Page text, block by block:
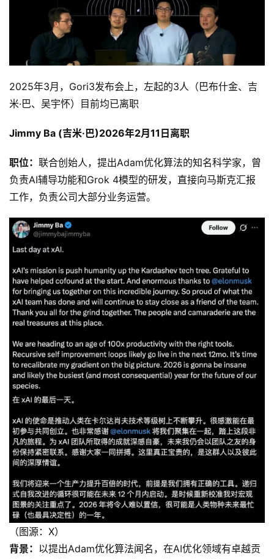
2025年3月，Gori3发布会上，左起的3人（巴布什金、吉
米·巴、吴宇怀）目前均已离职
Jimmy Ba (吉米·巴)2026年2月11日离职
职位： 联合创始人，提出Adam优化算法的知名科学家，曾
负责AI辅导功能和Grok 4模型的研发，直接向马斯克汇报
工作，负责公司大部分业务运营。
（图源：X）
背景： 以提出Adam优化算法闻名，在AI优化领域有卓越贡